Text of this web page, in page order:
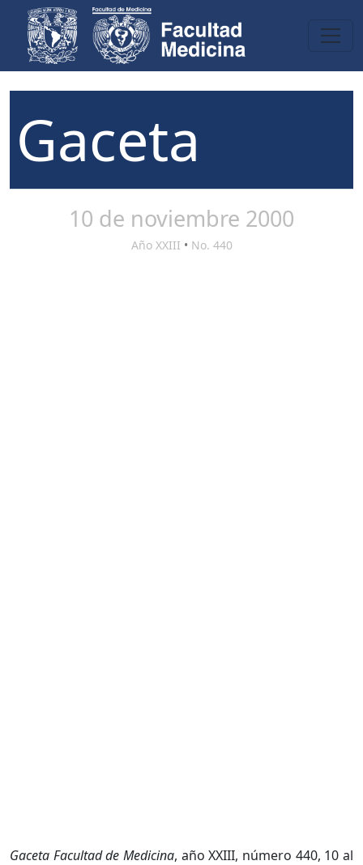
Gaceta
10 de noviembre 2000
Año XXIII • No. 440
Gaceta Facultad de Medicina, año XXIII, número 440, 10 al